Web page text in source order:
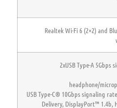
Realtek Wi-Fi 6 (2×2) and
2xUSB Type-A 5Gbps
headphone/
USB Type-C® 10Gbps signaling
Delivery, DisplayPort™ 1.4b,